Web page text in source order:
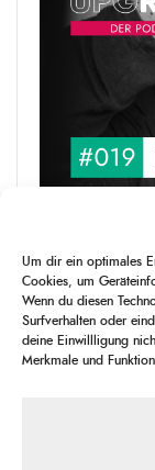
Um dir ein optimales
Cookies, um
Wenn du diesen
Surfverhalten oder
deine Einwillligung
Merkmale und
Iris Völlnagel hat
und gearbeitet,
leidenschaftlich
[...]